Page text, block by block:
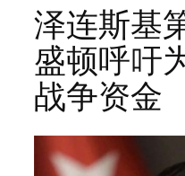
泽连斯基
盛顿呼吁
战争资金